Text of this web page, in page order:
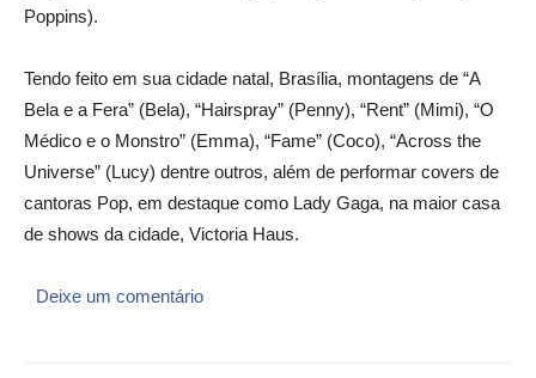
Poppins).
Tendo feito em sua cidade natal, Brasília, montagens de “A
Bela e a Fera” (Bela), “Hairspray” (Penny), “Rent” (Mimi), “O
Médico e o Monstro” (Emma), “Fame” (Coco), “Across the
Universe” (Lucy) dentre outros, além de performar covers de
cantoras Pop, em destaque como Lady Gaga, na maior casa
de shows da cidade, Victoria Haus.
Deixe um comentário